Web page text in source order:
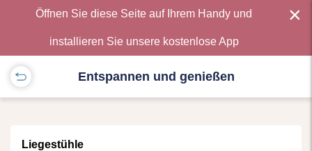
Öffnen Sie diese Seite auf Ihrem Handy und
installieren Sie unsere kostenlose App
×
Entspannen und genießen
Liegestühle